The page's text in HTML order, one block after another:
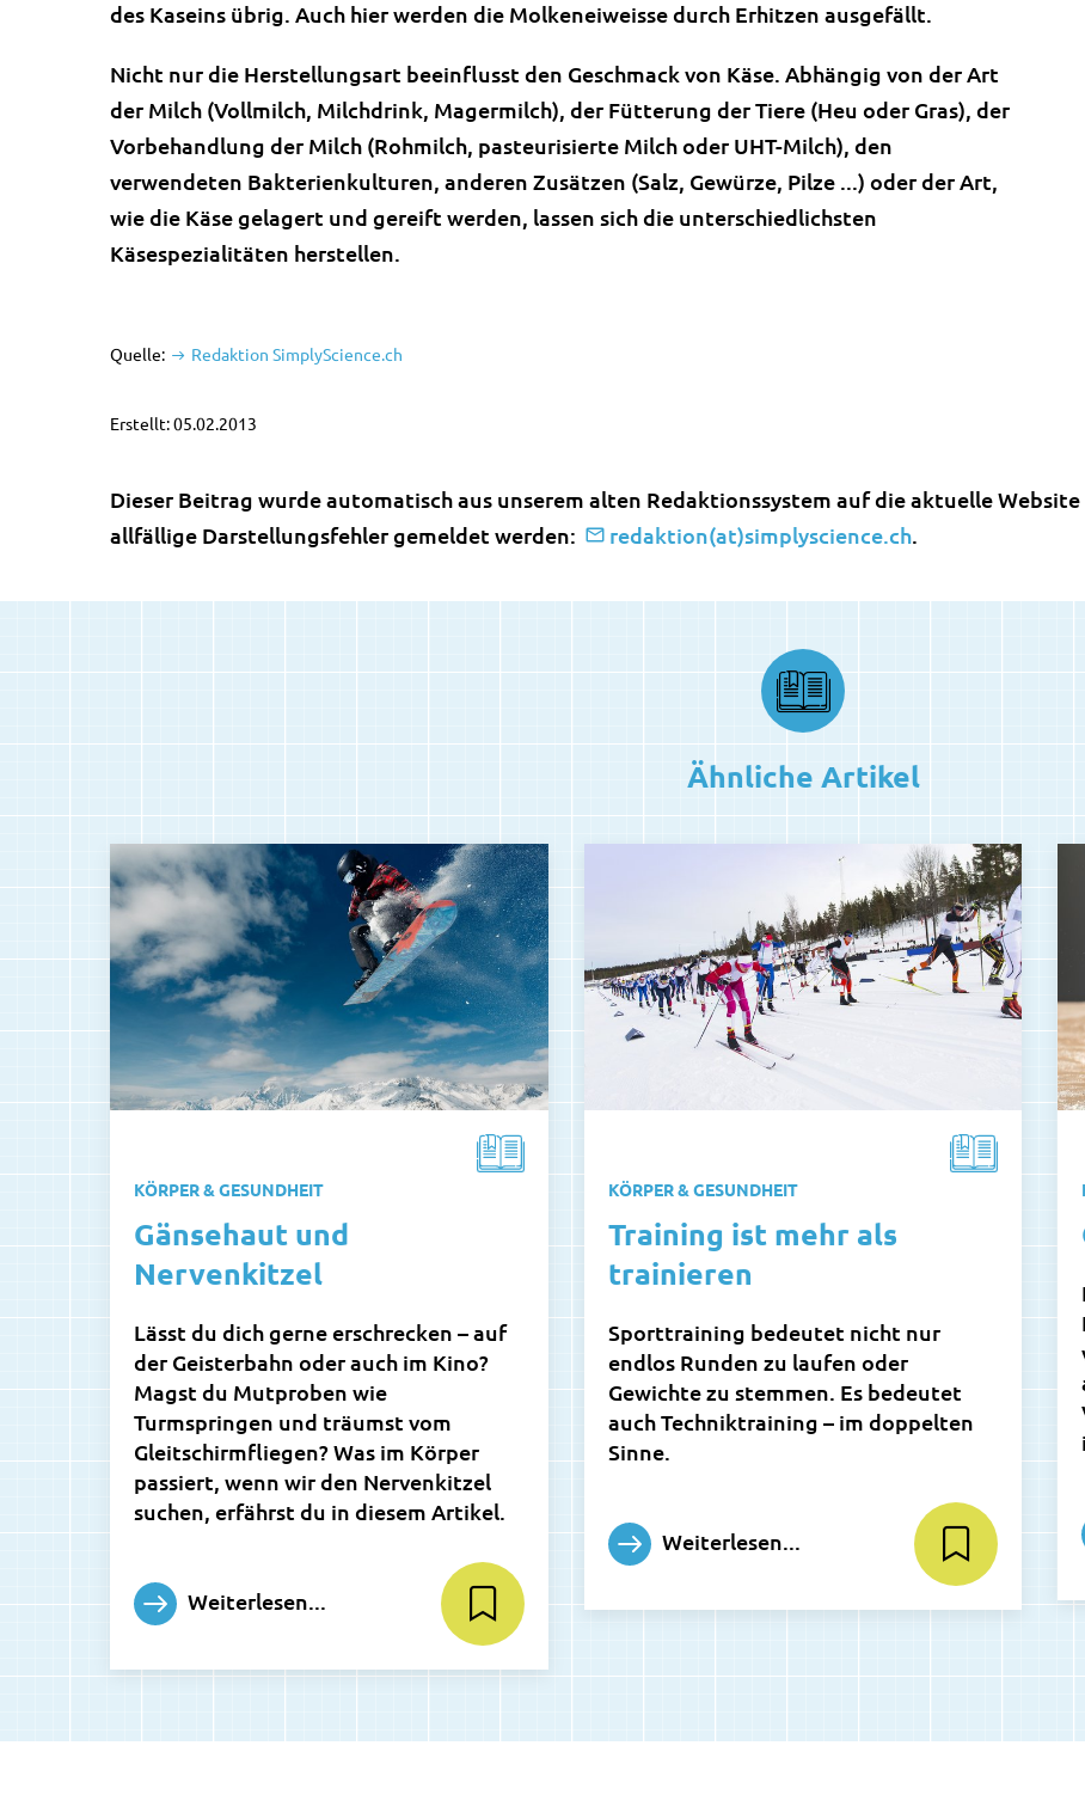
des Kaseins übrig. Auch hier werden die Molkeneiweisse durch Erhitzen ausgefällt.
Nicht nur die Herstellungsart beeinflusst den Geschmack von Käse. Abhängig von der Art
der Milch (Vollmilch, Milchdrink, Magermilch), der Fütterung der Tiere (Heu oder Gras), der
Vorbehandlung der Milch (Rohmilch, pasteurisierte Milch oder UHT-Milch), den
verwendeten Bakterienkulturen, anderen Zusätzen (Salz, Gewürze, Pilze ...) oder der Art,
wie die Käse gelagert und gereift werden, lassen sich die unterschiedlichsten
Käsespezialitäten herstellen.
Quelle: Redaktion SimplyScience.ch
Erstellt: 05.02.2013
Dieser Beitrag wurde automatisch aus unserem alten Redaktionssystem auf die aktuelle
allfällige Darstellungsfehler gemeldet werden:
redaktion(at)simplyscience.ch.
Ähnliche Artikel
KÖRPER & GESUNDHEIT
Gänsehaut und
Nervenkitzel
Lässt du dich gerne erschrecken – auf
der Geisterbahn oder auch im Kino?
Magst du Mutproben wie
Turmspringen und träumst vom
Gleitschirmfliegen? Was im Körper
passiert, wenn wir den Nervenkitzel
suchen, erfährst du in diesem Artikel.
Weiterlesen...
KÖRPER & GESUNDHEIT
Training ist mehr als
trainieren
Sporttraining bedeutet nicht nur
endlos Runden zu laufen oder
Gewichte zu stemmen. Es bedeutet
auch Techniktraining – im doppelten
Sinne.
Weiterlesen...